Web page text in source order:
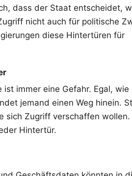
dass der Staat entscheidet,
nicht auch für politische
diese Hintertüren für
immer eine Gefahr. Egal, wie
jemand einen Weg hinein.
sich Zugriff verschaffen wollen.
Hintertür.